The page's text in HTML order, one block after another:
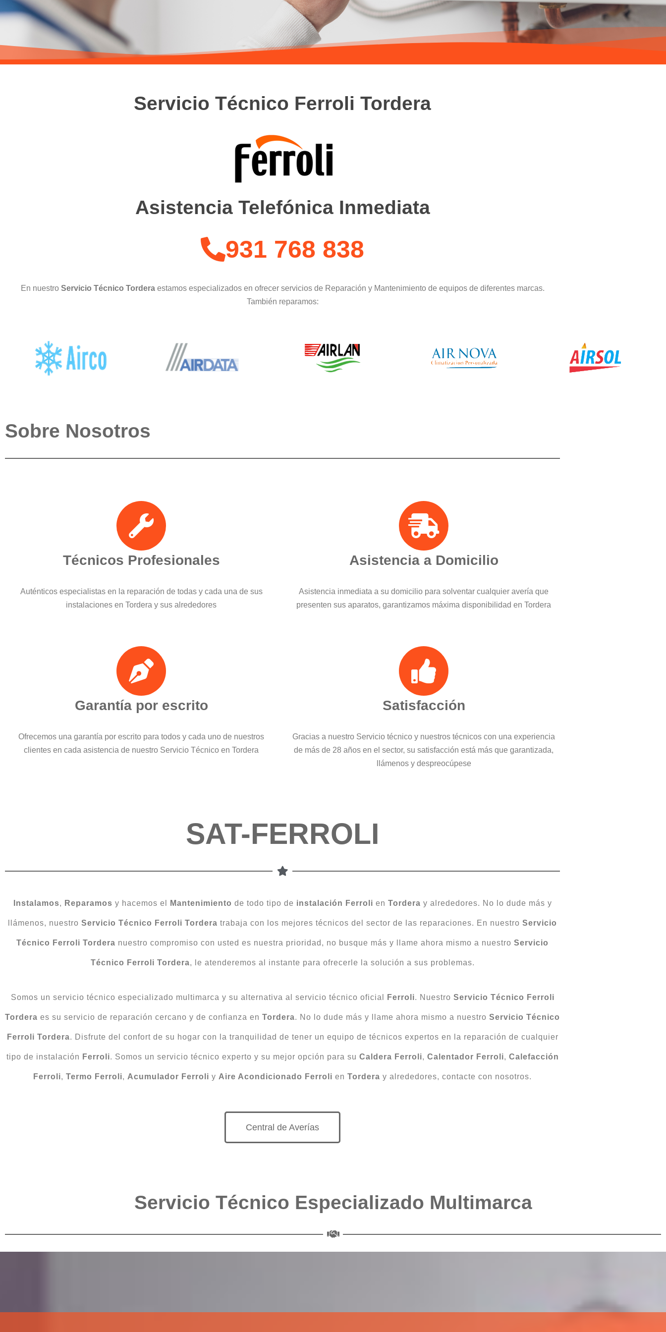
Servicio Técnico Ferroli Tordera
Asistencia Telefónica Inmediata
931 768 838
En nuestro Servicio Técnico Tordera estamos especializados en ofrecer servicios de Reparación y Mantenimiento de equipos de diferentes marcas.
También reparamos:
Sobre Nosotros
Técnicos Profesionales
Auténticos especialistas en la reparación de todas y cada una de sus
instalaciones en Tordera y sus alrededores
Asistencia a Domicilio
Asistencia inmediata a su domicilio para solventar cualquier avería que
presenten sus aparatos, garantizamos máxima disponibilidad en Tordera
Garantía por escrito
Ofrecemos una garantía por escrito para todos y cada uno de nuestros
clientes en cada asistencia de nuestro Servicio Técnico en Tordera
Satisfacción
Gracias a nuestro Servicio técnico y nuestros técnicos con una experiencia
de más de 28 años en el sector, su satisfacción está más que garantizada,
llámenos y despreocúpese
SAT-FERROLI
Instalamos, Reparamos y hacemos el Mantenimiento de todo tipo de instalación Ferroli en Tordera y alrededores. No lo dude más y
llámenos, nuestro Servicio Técnico Ferroli Tordera trabaja con los mejores técnicos del sector de las reparaciones. En nuestro Servicio
Técnico Ferroli Tordera nuestro compromiso con usted es nuestra prioridad, no busque más y llame ahora mismo a nuestro Servicio
Técnico Ferroli Tordera, le atenderemos al instante para ofrecerle la solución a sus problemas.
Somos un servicio técnico especializado multimarca y su alternativa al servicio técnico oficial Ferroli. Nuestro Servicio Técnico Ferroli
Tordera es su servicio de reparación cercano y de confianza en Tordera. No lo dude más y llame ahora mismo a nuestro Servicio Técnico
Ferroli Tordera. Disfrute del confort de su hogar con la tranquilidad de tener un equipo de técnicos expertos en la reparación de cualquier
tipo de instalación Ferroli. Somos un servicio técnico experto y su mejor opción para su Caldera Ferroli, Calentador Ferroli, Calefacción
Ferroli, Termo Ferroli, Acumulador Ferroli y Aire Acondicionado Ferroli en Tordera y alrededores, contacte con nosotros.
Central de Averías
Servicio Técnico Especializado Multimarca